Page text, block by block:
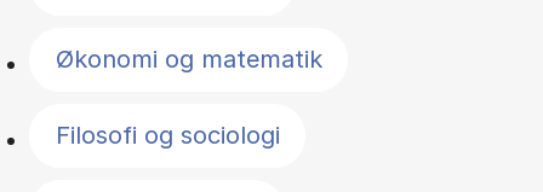
Økonomi og matematik
Filosofi og sociologi